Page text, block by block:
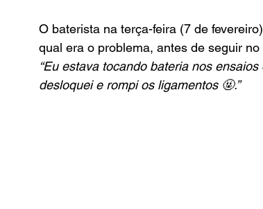
O baterista na terça-feira (7 de
qual era o problema, antes de seguir
“Eu estava tocando bateria nos
desloquei e rompi os ligamentos 🤬.”